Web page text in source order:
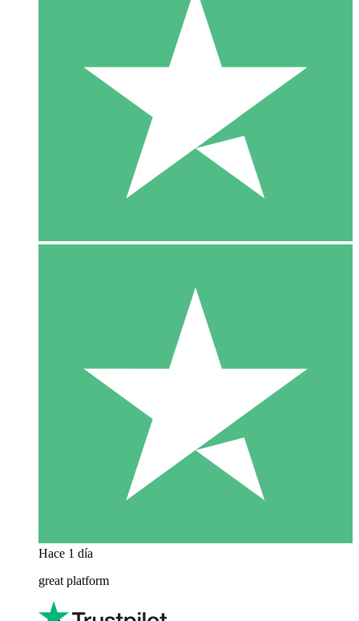
Hace 1 día
great platform